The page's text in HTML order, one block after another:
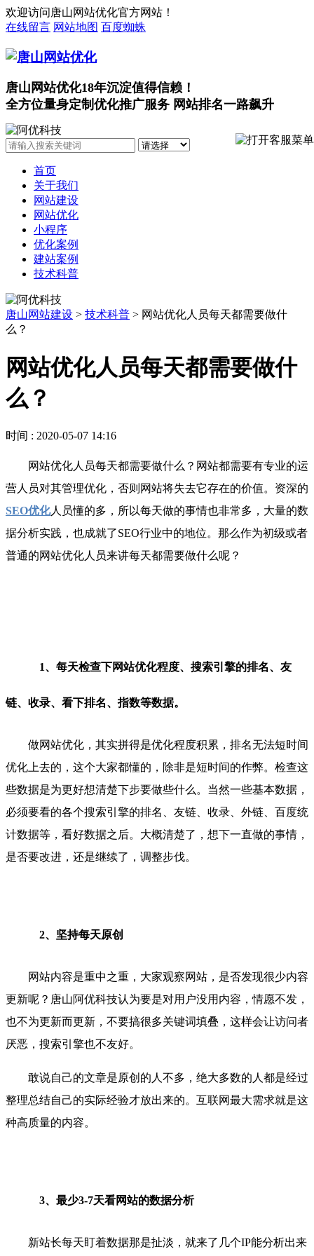
欢迎访问唐山网站优化官方网站！
在线留言 网站地图 百度蜘蛛
唐山网站优化18年沉淀值得信赖！
全方位量身定制优化推广服务 网站排名一路飙升
首页
关于我们
网站建设
网站优化
小程序
优化案例
建站案例
技术科普
唐山网站建设 > 技术科普 > 网站优化人员每天都需要做什
么？
网站优化人员每天都需要做什
么？
时间 : 2020-05-07 14:16
网站优化人员每天都需要做什么？网站都需要有专业的运
营人员对其管理优化，否则网站将失去它存在的价值。资深的
SEO优化人员懂的多，所以每天做的事情也非常多，大量的数
据分析实践，也成就了SEO行业中的地位。那么作为初级或者
普通的网站优化人员来讲每天都需要做什么呢？
1、每天检查下网站优化程度、搜索引擎的排名、友
链、收录、看下排名、指数等数据。
做网站优化，其实拼得是优化程度积累，排名无法短时间
优化上去的，这个大家都懂的，除非是短时间的作弊。检查这
些数据是为更好想清楚下步要做些什么。当然一些基本数据，
必须要看的各个搜索引擎的排名、友链、收录、外链、百度统
计数据等，看好数据之后。大概清楚了，想下一直做的事情，
是否要改进，还是继续了，调整步伐。
2、坚持每天原创
网站内容是重中之重，大家观察网站，是否发现很少内容
更新呢？唐山阿优科技认为要是对用户没用内容，情愿不发，
也不为更新而更新，不要搞很多关键词填叠，这样会让访问者
厌恶，搜索引擎也不友好。
敢说自己的文章是原创的人不多，绝大多数的人都是经过
整理总结自己的实际经验才放出来的。互联网最大需求就是这
种高质量的内容。
3、最少3-7天看网站的数据分析
新站长每天盯着数据那是扯淡，就来了几个IP能分析出来